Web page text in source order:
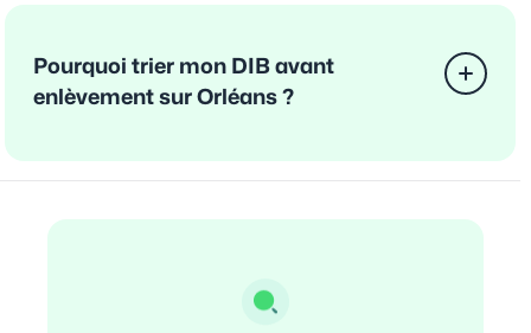
Pourquoi trier mon DIB avant
enlèvement sur Orléans ?